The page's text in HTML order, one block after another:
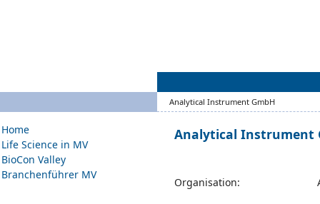
Analytical Instrument GmbH
Home
Life Science in MV
BioCon Valley
Branchenführer MV
Analytical Instrument
Organisation: